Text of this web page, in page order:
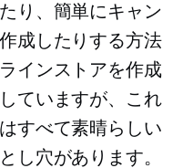
り、簡単にキャン
成したりする方法
インストアを作成
ていますが、これ
すべて素晴らしい
し穴があります。